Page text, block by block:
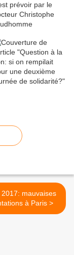
2017: mauvaises
fréquentations à Paris >